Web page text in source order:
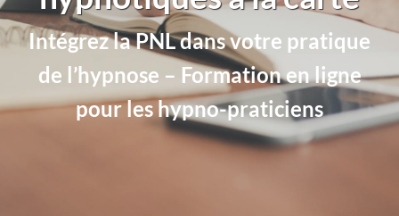
Intégrez la PNL dans votre pratique
de l’hypnose – Formation en ligne
pour les hypno-praticiens